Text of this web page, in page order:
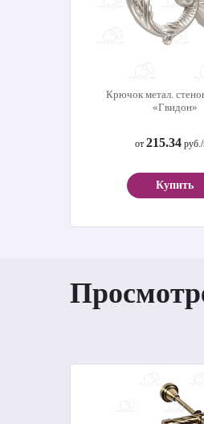
Крючок метал.
«Гвидон»
от215.34
Купить